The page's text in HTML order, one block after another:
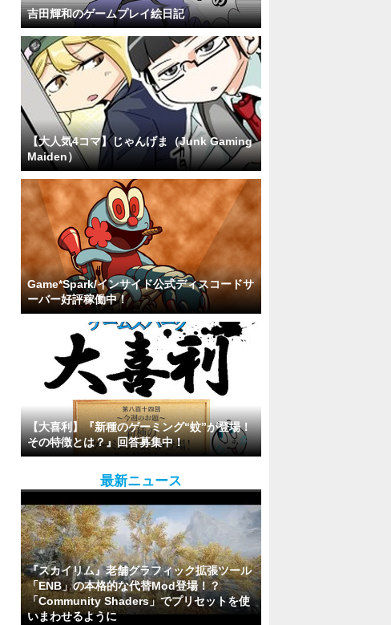
吉田輝和のゲームプレイ絵日記
【大人気4コマ】じゃんげま（Junk Gaming
Maiden）
Game*Spark/インサイド公式ディスコードサ
ーバー好評稼働中！
【大喜利】『新種のゲーミング“蚊”が登場！
その特徴とは？』回答募集中！
最新ニュース
『スカイリム』老舗グラフィック拡張ツール
「ENB」の本格的な代替Mod登場！？
「Community Shaders」でプリセットを使
いまわせるように